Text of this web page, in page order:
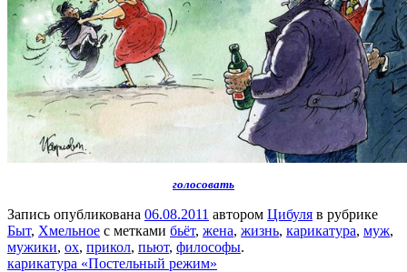
голосовать
Запись опубликована 06.08.2011 автором Цибуля в рубрике
Быт, Хмельное с метками бьёт, жена, жизнь, карикатура, муж,
мужики, ох, прикол, пьют, философы.
карикатура «Постельный режим»